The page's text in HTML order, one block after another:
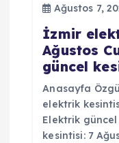
Ağustos 7,
İzmir
Ağustos
güncel
Anasayfa
elektrik
Elektrik
kesintisi: 7